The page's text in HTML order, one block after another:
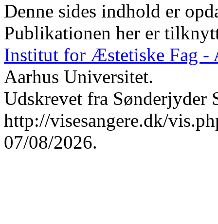
Denne sides indhold er
Publikationen her er
Institut for Æstetiske Fag -
Aarhus Universitet.
Udskrevet fra Sønderjyder
http://visesangere.dk/
07/08/2026.